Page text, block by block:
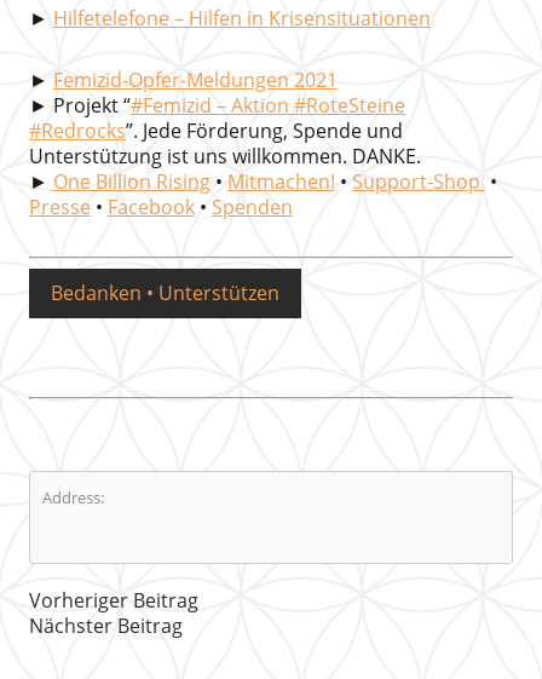
► Hilfetelefone – Hilfen in Krisensituationen
► Femizid-Opfer-Meldungen 2021
► Projekt “#Femizid – Aktion #RoteSteine
#Redrocks”. Jede Förderung, Spende und
Unterstützung ist uns willkommen. DANKE.
► One Billion Rising• Mitmachen! • Support-Shop •
Presse • Facebook• Spenden
Bedanken • Unterstützen
Address:
Vorheriger Beitrag
Nächster Beitrag